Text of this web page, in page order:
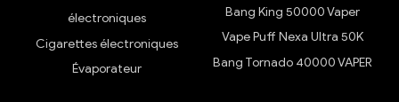
électroniques
Cigarettes électroniques
Évaporateur
Bang King 50000 Vaper
Vape Puff Nexa Ultra 50K
Bang Tornado 40000 VAPER